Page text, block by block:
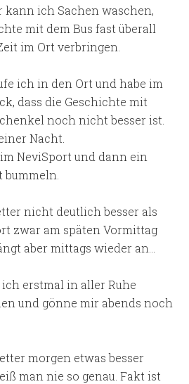
kann ich Sachen waschen,
mit dem Bus fast überall
im Ort verbringen.
ich in den Ort und habe im
dass die Geschichte mit
noch nicht besser ist.
Nacht.
NeviSport und dann ein
nicht deutlich besser als
zwar am späten Vormittag
aber mittags wieder an…
erstmal in aller Ruhe
und gönne mir abends noch
morgen etwas besser
man nie so genau. Fakt ist